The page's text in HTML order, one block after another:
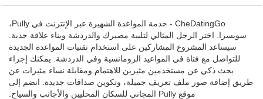
CheDatingGo - خدمة المواعدة الشهيرة عبر الإنترنت في Pully،
سويسرا. اختر الرجل المثالي لتلبية مصيرك والدردشة وبناء علاقة جدية.
سيساعد المشروع المشاركين على استخدام تقنيات المواعدة الجديدة
للتواصل مع فتاة في المواعيد الرومانسية وفي الدردشة. يمكنك إجراء
بحث ذكي عن مستخدمين مثيرين للاهتمام ومقابلة نساء مثيرات عن
طريق إضافة صور ملف تعريف جميلة، وتكوين صداقات جديدة. انضم إلى
موقع Pully المجاني للسكان المحليين والأجانب والسياح.